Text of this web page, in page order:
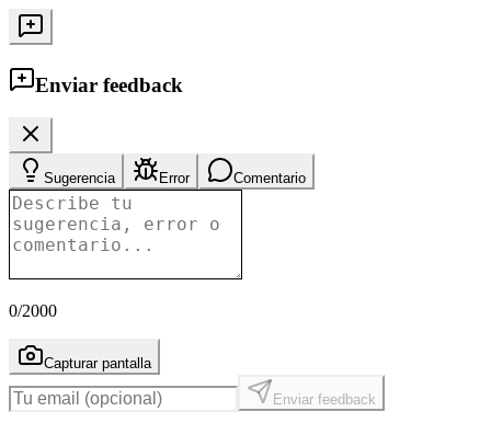
Enviar feedback
Sugerencia Error Comentario
0/2000
Capturar pantalla
Enviar feedback